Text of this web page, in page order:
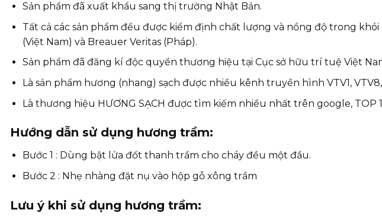
Sản phẩm đã xuất khẩu sang thị trường Nhật Bản.
Tất cả các sản phẩm đều được kiểm định chất lượng và nồng độ trong
(Việt Nam) và Breauer Veritas (Pháp).
Sản phẩm đã đăng kí độc quyền thương hiệu tại Cục sở hữu trí tuệ Việt
Là sản phẩm hương (nhang) sạch được nhiều kênh truyền hình VTV1,
Là thương hiệu HƯƠNG SẠCH được tìm kiếm nhiều nhất trên google, TOP
Hướng dẫn sử dụng hương trầm:
Bước 1 : Dùng bật lửa đốt thanh trầm cho cháy đều một đầu.
Bước 2 : Nhẹ nhàng đặt nụ vào hộp gỗ xông trầm
Lưu ý khi sử dụng hương trầm: